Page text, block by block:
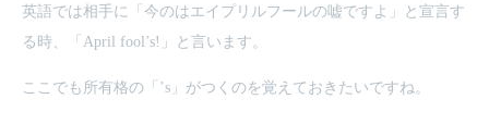
英語では相手に「今のはエイプリルフールの嘘ですよ」と宣言す
る時、「April fool’s!」と言います。
ここでも所有格の「’s」がつくのを覚えておきたいですね。